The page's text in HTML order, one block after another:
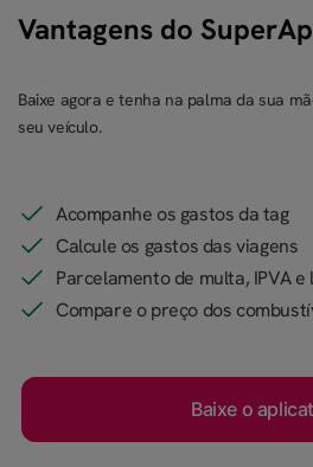
Vantagens do
Baixe agora e tenha na palma da sua
seu veículo.
Acompanhe os gastos da tag
Calcule os gastos das viagens
Parcelamento de multa, IPVA
Compare o preço dos
Baixe o